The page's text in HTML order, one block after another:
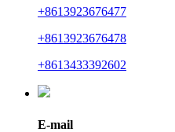
+8613923676477
+8613923676478
+8613433392602
E-mail